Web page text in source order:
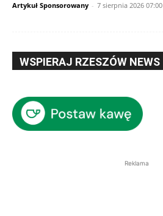
Artykuł Sponsorowany - 7 sierpnia 2026 07:00
WSPIERAJ RZESZÓW NEWS
Reklama